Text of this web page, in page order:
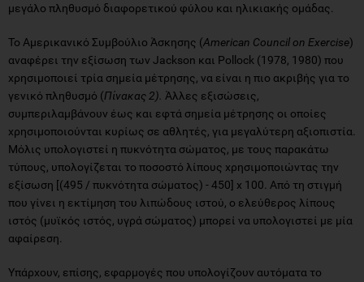
μεγάλο πληθυσμό διαφορετικού φύλου και ηλικιακής ομάδας.
Το Αμερικανικό Συμβούλιο Άσκησης (American Council on Exercise)
αναφέρει την εξίσωση των Jackson και Pollock (1978, 1980) που
χρησιμοποιεί τρία σημεία μέτρησης, να είναι η πιο ακριβής για το
γενικό πληθυσμό (Πίνακας 2). Άλλες εξισώσεις,
συμπεριλαμβάνουν έως και εφτά σημεία μέτρησης οι οποίες
χρησιμοποιούνται κυρίως σε αθλητές, για μεγαλύτερη αξιοπιστία.
Μόλις υπολογιστεί η πυκνότητα σώματος, με τους παρακάτω
τύπους, υπολογίζεται το ποσοστό λίπους χρησιμοποιώντας την
εξίσωση [(495 / πυκνότητα σώματος) - 450] x 100. Από τη στιγμή
που γίνει η εκτίμηση του λιπώδους ιστού, ο ελεύθερος λίπους
ιστός (μυϊκός ιστός, υγρά σώματος) μπορεί να υπολογιστεί με μία
αφαίρεση.
Υπάρχουν, επίσης, εφαρμογές που υπολογίζουν αυτόματα το